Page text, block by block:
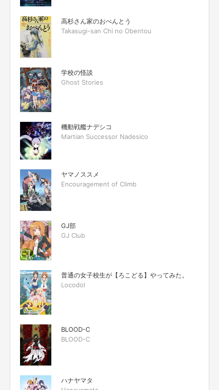
高杉さん家のおべんとう
Takasugi-san Chi no Obentou
学校の怪談
Ghost Stories
機動戦艦ナデシコ
Martian Successor Nadesico
ヤマノススメ
Encouragement of Climb
GJ部
GJ Club
普通の女子校生が【ろこどる】やってみた。
Locodol
BLOOD-C
BLOOD-C
ハナヤマタ